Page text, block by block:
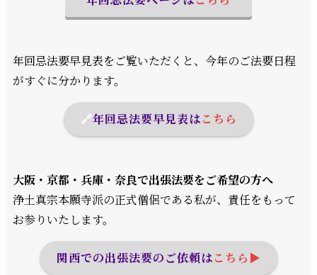
年回忌法要早見表をご覧いただくと、今年のご法要日程
がすぐに分かります。
🔗年回忌法要早見表はこちら
大阪・京都・兵庫・奈良で出張法要をご希望の方へ
浄土真宗本願寺派の正式僧侶である私が、責任をもって
お参りいたします。
関西での出張法要のご依頼はこちら▶︎